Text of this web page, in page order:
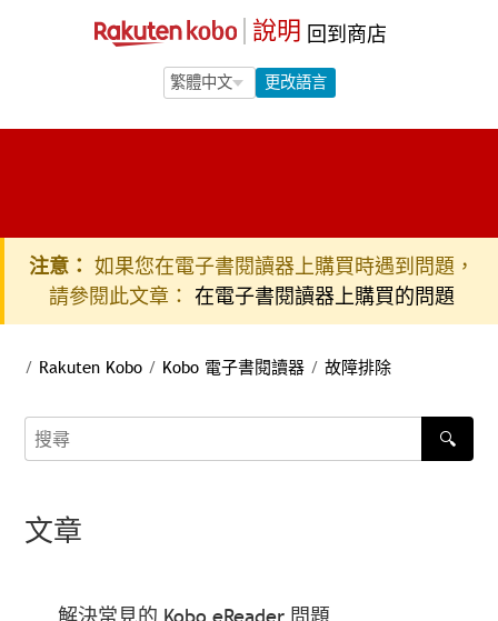
說明 回到商店
Language Selection
Language Selection
更改語言
注意： 如果您在電子書閱讀器上購買時遇到問題，
請參閱此文章： 在電子書閱讀器上購買的問題
/ Rakuten Kobo / Kobo 電子書閱讀器 / 故障排除
搜尋
🔍
文章